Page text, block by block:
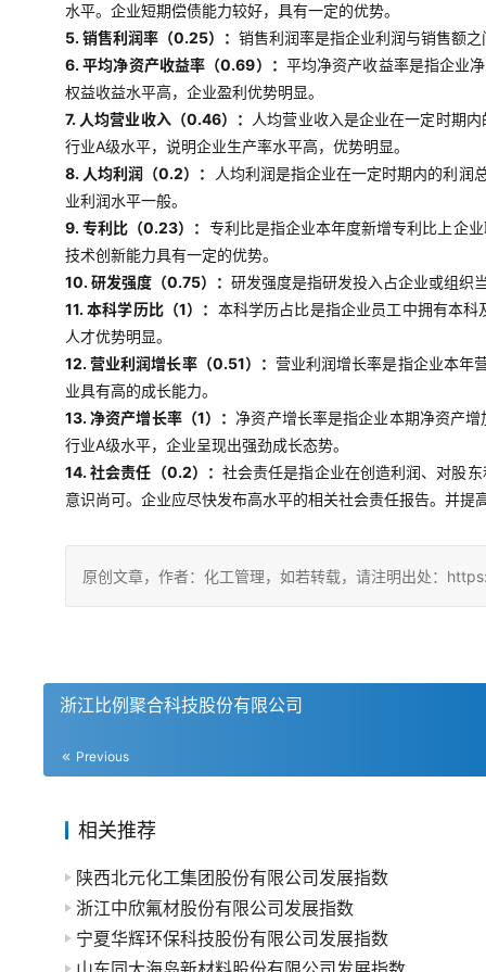
水平。企业短期偿债能力较好，具有一定的优势。
5. 销售利润率（0.25）： 销售利润率是指企业利润与销售额
6. 平均净资产收益率（0.69）： 平均净资产收益率是指企业
权益收益水平高，企业盈利优势明显。
7. 人均营业收入（0.46）：
人均营业收入是企业在一定时期
行业A级水平，说明企业生产率水平高，优势明显。
8. 人均利润（0.2）：
人均利润是指企业在一定时期内的利润
业利润水平一般。
9. 专利比（0.23）： 专利比是指企业本年度新增专利比上企
技术创新能力具有一定的优势。
10. 研发强度（0.75）： 研发强度是指研发投入占企业或组织
11. 本科学历比（1）： 本科学历占比是指企业员工中拥有本
人才优势明显。
12. 营业利润增长率（0.51）： 营业利润增长率是指企业本年
业具有高的成长能力。
13. 净资产增长率（1）： 净资产增长率是指企业本期净资产
行业A级水平，企业呈现出强劲成长态势。
14. 社会责任（0.2）： 社会责任是指企业在创造利润、对股
意识尚可。企业应尽快发布高水平的相关社会责任报告。并提
原创文章，作者：化工管理，如若转载，请注明出处：
浙江比例聚合科技股份有限公司
Previous
相关推荐
陕西北元化工集团股份有限公司发展指数
浙江中欣氟材股份有限公司发展指数
宁夏华辉环保科技股份有限公司发展指数